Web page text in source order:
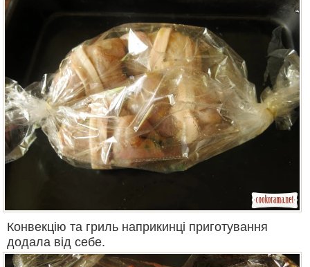
Конвекцію та гриль наприкинці приготування
додала від себе.